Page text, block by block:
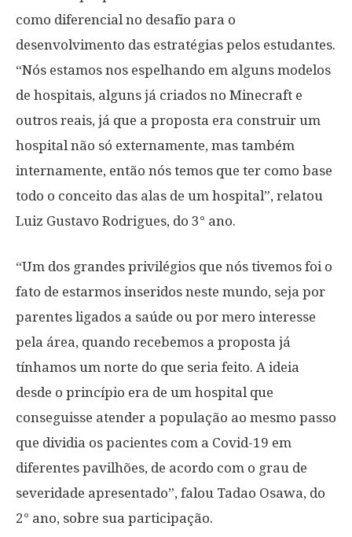
como diferencial no desafio para o
desenvolvimento das estratégias pelos estudantes.
“Nós estamos nos espelhando em alguns modelos
de hospitais, alguns já criados no Minecraft e
outros reais, já que a proposta era construir um
hospital não só externamente, mas também
internamente, então nós temos que ter como base
todo o conceito das alas de um hospital”, relatou
Luiz Gustavo Rodrigues, do 3° ano.
“Um dos grandes privilégios que nós tivemos foi o
fato de estarmos inseridos neste mundo, seja por
parentes ligados a saúde ou por mero interesse
pela área, quando recebemos a proposta já
tínhamos um norte do que seria feito. A ideia
desde o princípio era de um hospital que
conseguisse atender a população ao mesmo passo
que dividia os pacientes com a Covid-19 em
diferentes pavilhões, de acordo com o grau de
severidade apresentado”, falou Tadao Osawa, do
2° ano, sobre sua participação.